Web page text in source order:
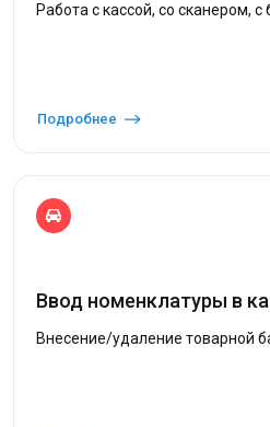
Работа с кассой, со сканером,
Подробнее
Ввод номенклатуры в
Внесение/удаление товарной